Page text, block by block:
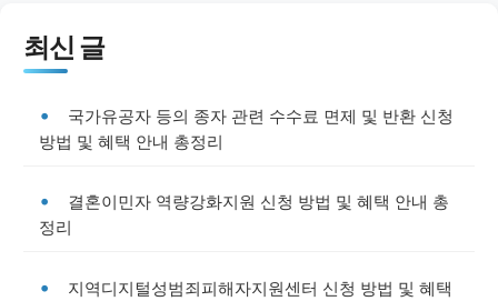
최신 글
국가유공자 등의 종자 관련 수수료 면제 및 반환 신청
방법 및 혜택 안내 총정리
결혼이민자 역량강화지원 신청 방법 및 혜택 안내 총
정리
지역디지털성범죄피해자지원센터 신청 방법 및 혜택